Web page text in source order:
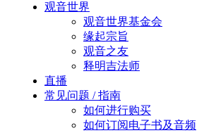
观音世界
观音世界基金会
缘起宗旨
观音之友
释明吉法师
直播
常见问题 / 指南
如何进行购买
如何订阅电子书及音频